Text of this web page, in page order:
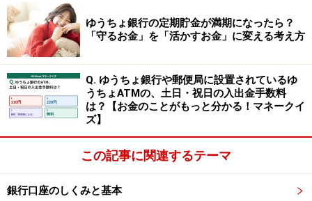
※新規口座開設であれば、「新規口座開設限定定期預
金」が利用でき、1年ものの金利が年1.25％になる。預入
金額は100万円以上1000万円以内で、3カ月ものと1年も
のを合わせて1人1000万円が上限。預入期限は口座開設
日の翌々月末まで。
⑤香川銀行 セルフうどん支店
商品名：超金利トッピング定期預金
金利：1.10％
ゆうちょ銀行の定期貯金が満期になったら？
「守るお金」を「活かすお金」に変える考え方
Q. ゆうちょ銀行や郵便局に設置されているゆ
うちょATMの、土日・祝日の入出金手数料
は？【お金のことがもっと分かる！マネークイ
ズ】
この記事に関連するテーマ
銀行口座のしくみと基本